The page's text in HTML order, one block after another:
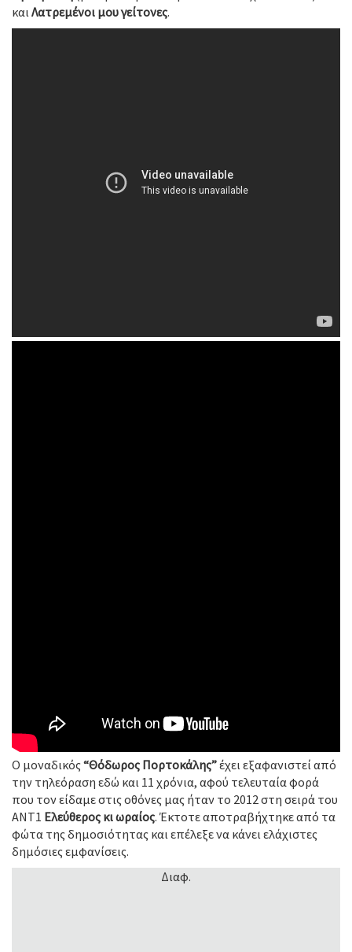
καιΛατρεμένοι μου γείτονες.
Ο μοναδικός“Θόδωρος Πορτοκάλης”έχει εξαφανιστεί από
την τηλεόραση εδώ και 11 χρόνια, αφού τελευταία φορά
που τον είδαμε στις οθόνες μας ήταν το 2012 στη σειρά του
ANT1 Ελεύθερος κι ωραίος. Έκτοτε αποτραβήχτηκε από τα
φώτα της δημοσιότητας και επέλεξε να κάνει ελάχιστες
δημόσιες εμφανίσεις.
Διαφ.